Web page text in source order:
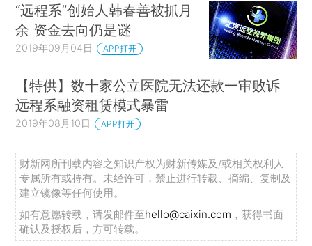
“远程系”创始人韩春善被抓月
余 资金去向仍是谜
2019年09月04日 APP打开
【特供】数十家公立医院无法还款一审败诉
远程系融资租赁模式暴雷
2019年08月10日 APP打开
财新网所刊载内容之知识产权为财新传媒及/或相关权利人
专属所有或持有。未经许可，禁止进行转载、摘编、复制及
建立镜像等任何使用。
如有意愿转载，请发邮件至hello@caixin.com ，获得书面
确认及授权后，方可转载。